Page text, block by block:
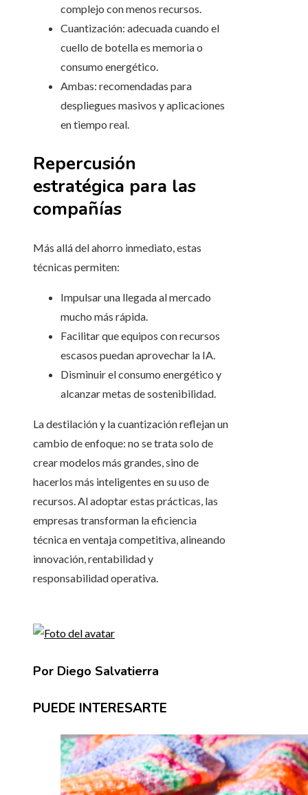
complejo con menos recursos.
Cuantización: adecuada cuando el
cuello de botella es memoria o
consumo energético.
Ambas: recomendadas para
despliegues masivos y aplicaciones
en tiempo real.
Repercusión
estratégica para las
compañías
Más allá del ahorro inmediato, estas
técnicas permiten:
Impulsar una llegada al mercado
mucho más rápida.
Facilitar que equipos con recursos
escasos puedan aprovechar la IA.
Disminuir el consumo energético y
alcanzar metas de sostenibilidad.
La destilación y la cuantización reflejan un
cambio de enfoque: no se trata solo de
crear modelos más grandes, sino de
hacerlos más inteligentes en su uso de
recursos. Al adoptar estas prácticas, las
empresas transforman la eficiencia
técnica en ventaja competitiva, alineando
innovación, rentabilidad y
responsabilidad operativa.
Por Diego Salvatierra
PUEDE INTERESARTE